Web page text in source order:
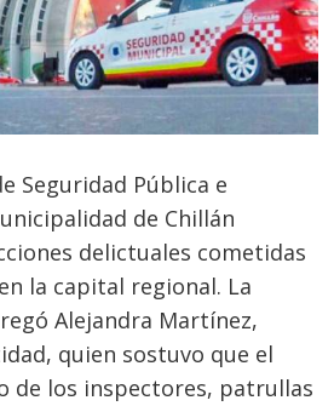
Seguridad Pública e
de Chillán
delictuales cometidas
la capital regional. La
Alejandra Martínez,
quien sostuvo que el
de los inspectores, patrullas